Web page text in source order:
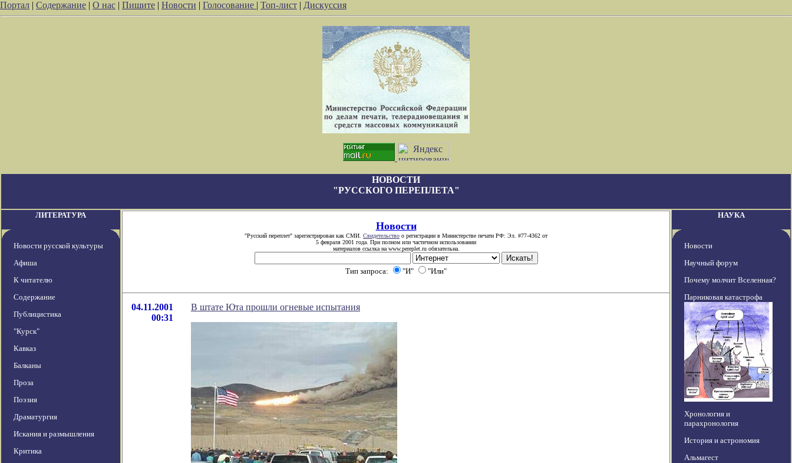
Портал | Содержание | О нас | Пишите | Новости | Голосование | Топ-лист | Дискуссия
НОВОСТИ
"РУССКОГО ПЕРЕПЛЕТА"
ЛИТЕРАТУРА
Новости русской культуры
Афиша
К читателю
Содержание
Публицистика
"Курск"
Кавказ
Балканы
Проза
Поэзия
Драматургия
Искания и размышления
Критика
Новости
"Русский переплет" зарегистрирован как СМИ. Свидетельство о регистрации в Министерстве печати РФ: Эл. #77-4362 от
5 февраля 2001 года. При полном или частичном использовании
материалов ссылка на www.pereplet.ru обязательна.
Тип запроса: "И" "Или"
04.11.2001
00:31
В штате Юта прошли огневые испытания
НАУКА
Новости
Научный форум
Почему молчит Вселенная?
Парниковая катастрофа
Хронология и
парахронология
История и астрономия
Альмагест